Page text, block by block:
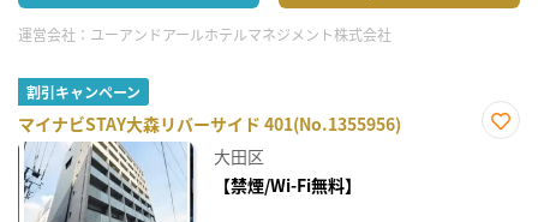
運営会社： ユーアンドアールホテルマネジメント株式会社
割引キャンペーン
マイナビSTAY大森リバーサイド 401(No.1355956)
大田区
【禁煙/Wi-Fi無料】